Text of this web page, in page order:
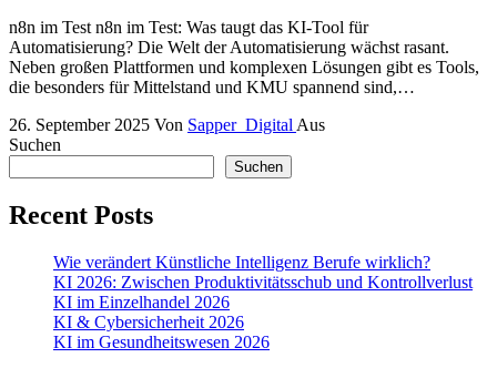
n8n im Test n8n im Test: Was taugt das KI-Tool für
Automatisierung? Die Welt der Automatisierung wächst rasant.
Neben großen Plattformen und komplexen Lösungen gibt es Tools,
die besonders für Mittelstand und KMU spannend sind,…
26. September 2025 Von Sapper_Digital Aus
Suchen
Suchen
Recent Posts
Wie verändert Künstliche Intelligenz Berufe wirklich?
KI 2026: Zwischen Produktivitätsschub und Kontrollverlust
KI im Einzelhandel 2026
KI & Cybersicherheit 2026
KI im Gesundheitswesen 2026